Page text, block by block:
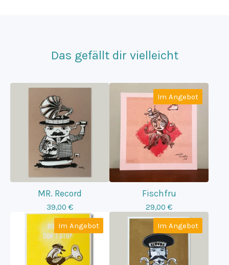
Das gefällt dir vielleicht
MR. Record
39,00 €
Im Angebot
Fischfru
29,00 €
Im Angebot
Im Angebot